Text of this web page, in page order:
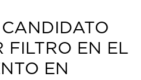
FILTRO EN EL
EN